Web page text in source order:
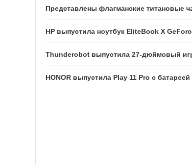
Представлены флагманские титановые
HP выпустила ноутбук EliteBook X
Thunderobot выпустила 27-дюймовый
HONOR выпустила Play 11 Pro с